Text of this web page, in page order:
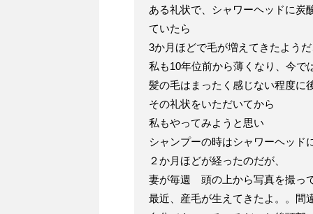
ある礼状で、シャワーヘッドに
ていたら
3か月ほどで毛が増えてきたよう
私も10年位前から薄くなり、今で
髪の毛はまったく感じない程度に
その礼状をいただいてから
私もやってみようと思い
シャンプーの時はシャワーヘッ
２か月ほどが経ったのだが、
妻が毎週 頭の上から写真を撮っ
最近、産毛が生えてきたよ。。間